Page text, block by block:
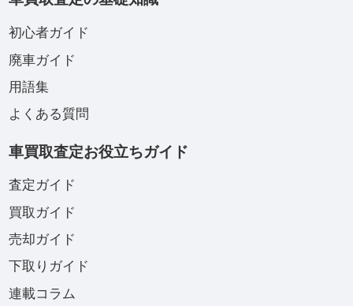
初心者ガイド
廃車ガイド
用語集
よくある質問
車買取査定お役立ちガイド
査定ガイド
買取ガイド
売却ガイド
下取りガイド
連載コラム